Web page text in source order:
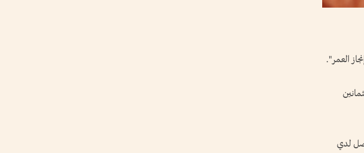
العمر".
لدي